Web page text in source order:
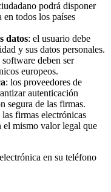
podrá disponer
todos los países
datos: el usuario debe
y sus datos personales.
deben ser
europeos.
: los proveedores de
autenticación
segura de las firmas.
las firmas electrónicas
el mismo valor legal que